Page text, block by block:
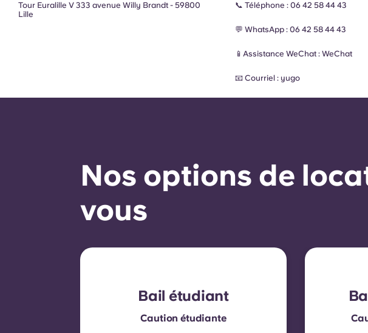
Tour Euralille V 333 avenue Willy Brandt - 59800
Lille
📞 Téléphone :06 42 58 44 43
💬 WhatsApp :06 42 58 44 43
📱Assistance WeChat : WeChat
📧 Courriel : yugo
Nos options de
vous
Bail étudiant
Caution étudiante